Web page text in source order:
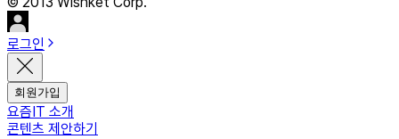
로그인
회원가입
요즘IT 소개
콘텐츠 제안하기